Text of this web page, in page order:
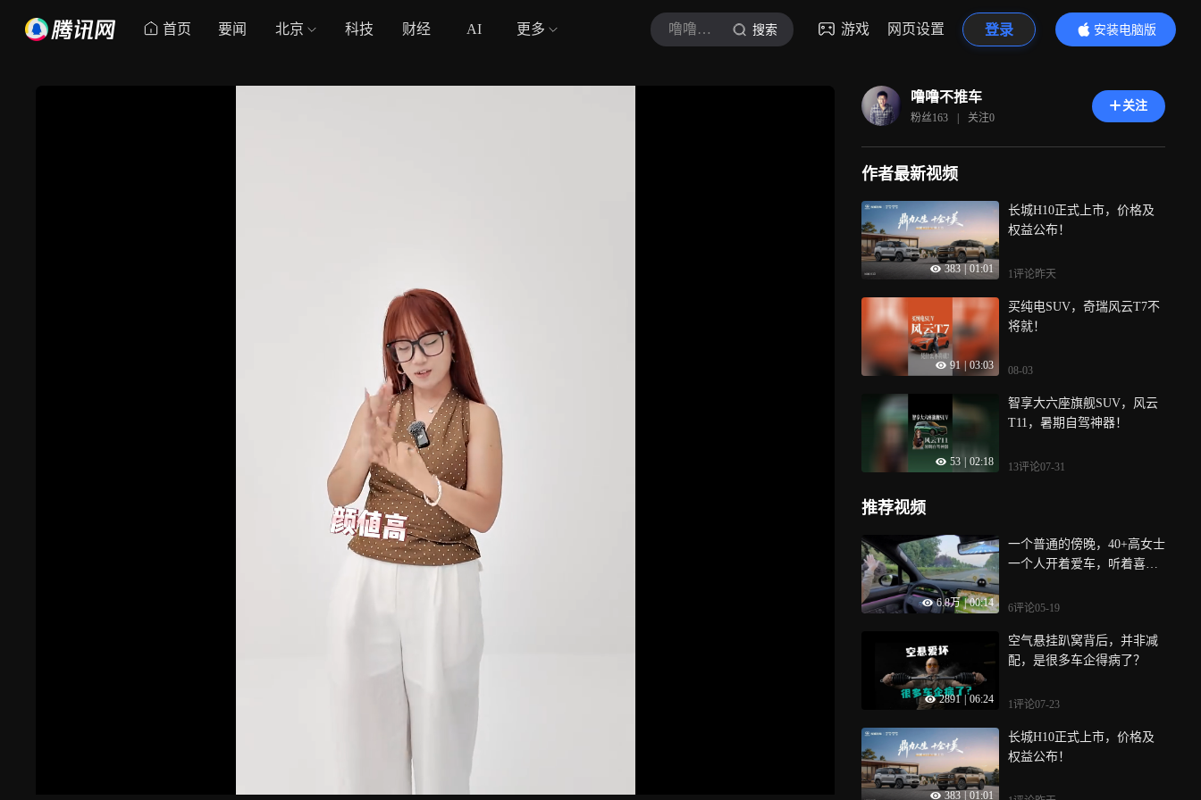
首页 要闻 北京 科技 财经 AI 更多 噜噜不推车 搜索 游戏 网页设置 登录
安装电脑版
内容更精彩
噜噜不推车
粉丝163 | 关注0
关注
作者最新视频
383 01:01
长城H10正式上市，价格及
权益公布！
1评论昨天
91 | 03:03
买纯电SUV，奇瑞风云T7不
将就！
08-03
53 02:18
智享大六座旗舰SUV，风云
T11，暑期自驾神器！
13评论07-31
推荐视频
6.8万 | 00:14
一个普通的傍晚，40+高女士
一个人开着爱车，听着喜欢
手，心情格外的愉悦！
6评论05-19
2891 06:24
空气悬挂趴窝背后，并非减
配，是很多车企得病了？
1评论07-23
383 01:01
长城H10正式上市，价格及
权益公布！